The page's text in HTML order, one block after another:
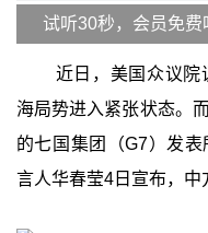
试听30秒，会员免费
近日，美国众议院
海局势进入紧张状态。
的七国集团（G7）发
言人华春莹4日宣布，中